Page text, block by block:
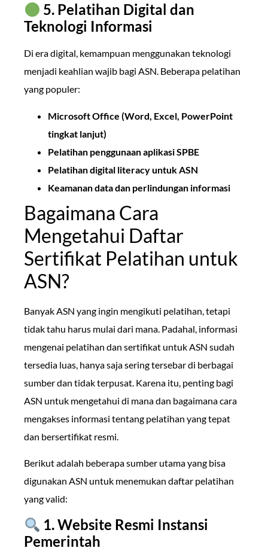
5. Pelatihan Digital dan
Teknologi Informasi
Di era digital, kemampuan menggunakan teknologi
menjadi keahlian wajib bagi ASN. Beberapa pelatihan
yang populer:
Microsoft Office (Word, Excel, PowerPoint
tingkat lanjut)
Pelatihan penggunaan aplikasi SPBE
Pelatihan digital literacy untuk ASN
Keamanan data dan perlindungan informasi
Bagaimana Cara
Mengetahui Daftar
Sertifikat Pelatihan untuk
ASN?
Banyak ASN yang ingin mengikuti pelatihan, tetapi
tidak tahu harus mulai dari mana. Padahal, informasi
mengenai pelatihan dan sertifikat untuk ASN sudah
tersedia luas, hanya saja sering tersebar di berbagai
sumber dan tidak terpusat. Karena itu, penting bagi
ASN untuk mengetahui di mana dan bagaimana cara
mengakses informasi tentang pelatihan yang tepat
dan bersertifikat resmi.
Berikut adalah beberapa sumber utama yang bisa
digunakan ASN untuk menemukan daftar pelatihan
yang valid:
1. Website Resmi Instansi
Pemerintah